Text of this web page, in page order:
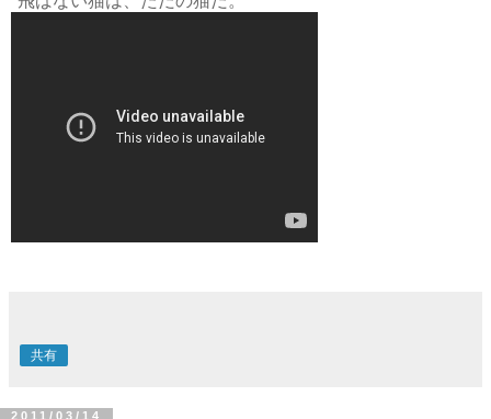
共有
2011/03/14